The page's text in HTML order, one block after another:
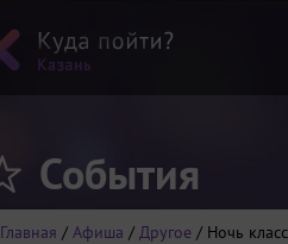
События
Главная / Афиша / Другое / Ночь